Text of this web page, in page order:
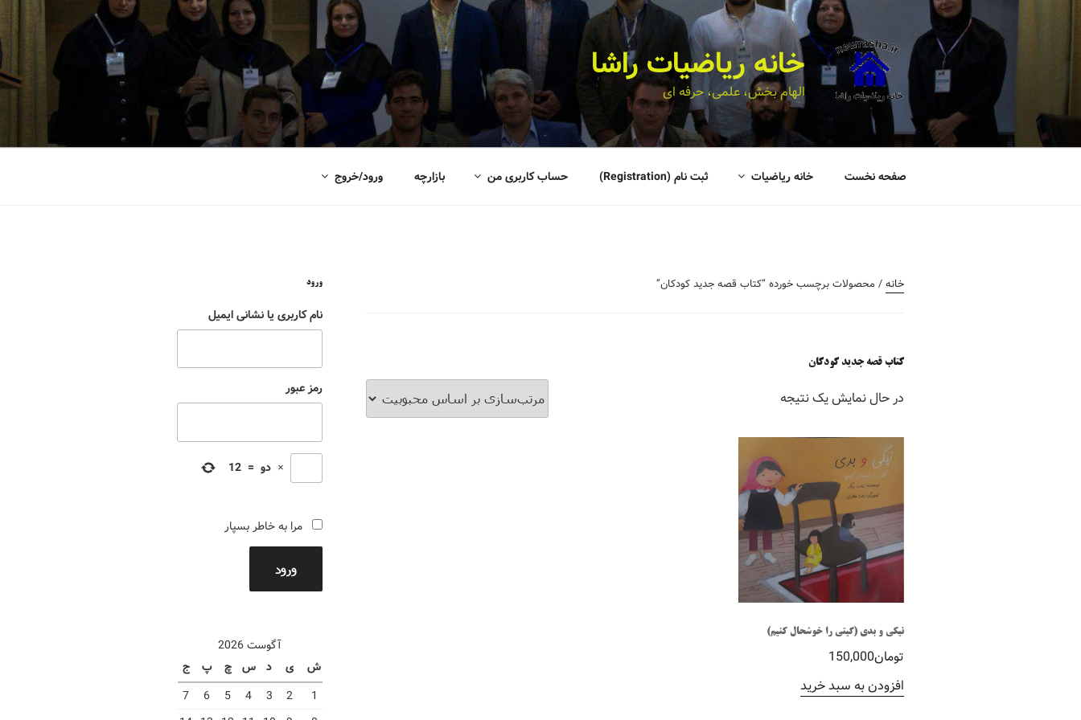
خانه ریاضیات راشا
الهام بخش، علمی، حرفه ای
صفحه نخست خانه ریاضیات ثبت نام (Registration) حساب کاربری من بازارچه ورود/خروج
خانه/ محصولات برچسب خورده “کتاب قصه جدید کودکان”
کتاب قصه جدید کودکان
در حال نمایش یک نتیجه
نیکی و بدی (گیتی را خوشحال کنیم)
تومان150,000
افزودن به سبد خرید
ورود
نام کاربری یا نشانی ایمیل
رمز عبور
× دو =
12
مرا به خاطر بسپار
ورود
آگوست 2026
ش
ی د س چ پ
ج
1
2
3
4
5
6
7